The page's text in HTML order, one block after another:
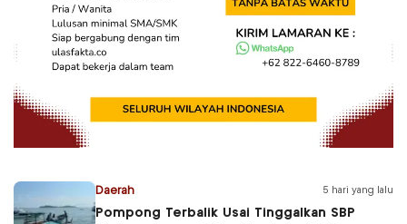
Daerah 5 hari yang lalu
Pompong Terbalik Usai Tinggalkan SBP